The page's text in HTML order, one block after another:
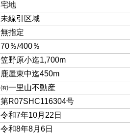
宅地
未線引区域
無指定
70％/400％
笠野原小迄1,700m
鹿屋東中迄450m
㈲一里山不動産
第R07SHC116304号
令和7年10月22日
令和8年8月6日